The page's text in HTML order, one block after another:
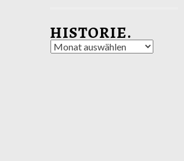
HISTORIE.
Historie.